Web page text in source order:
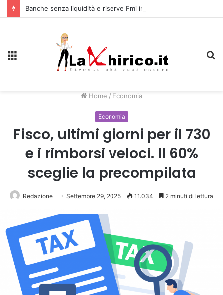
Home / Economia
Economia
Fisco, ultimi giorni per il 730
e i rimborsi veloci. Il 60%
sceglie la precompilata
Redazione Settembre 29, 2025 11.034 2 minuti di lettura